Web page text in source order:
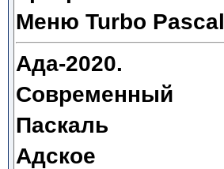
Меню Turbo Pascal
Ада-2020.
Современный
Паскаль
Адское